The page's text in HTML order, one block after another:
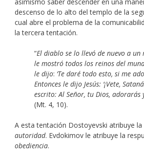
descenso de lo alto del templo de la
cual abre el problema de la
la tercera tentación.
“El diablo se lo llevó de nuevo a un
le mostró todos los reinos del
le dijo: ‘Te daré todo esto, si me
Entonces le dijo Jesús: ‘¡Vete,
escrito: Al Señor, tu Dios, adorarás
(Mt. 4, 10).
A esta tentación Dostoyevski atribuye la
autoridad. Evdokimov le atribuye la
obediencia.